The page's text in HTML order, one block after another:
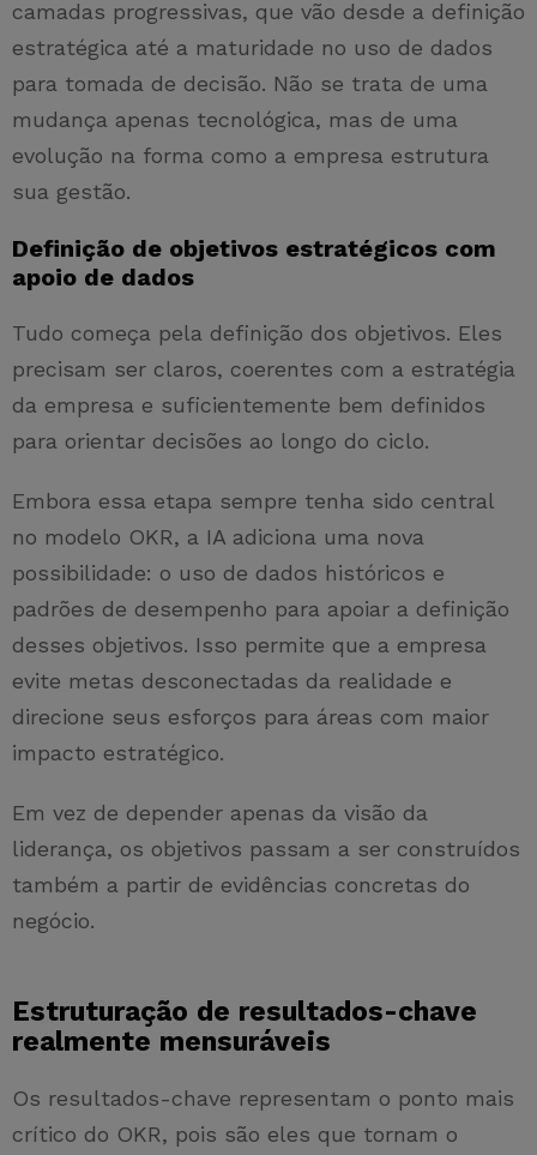
camadas progressivas, que vão desde a definição
estratégica até a maturidade no uso de dados
para tomada de decisão. Não se trata de uma
mudança apenas tecnológica, mas de uma
evolução na forma como a empresa estrutura
sua gestão.
Definição de objetivos estratégicos com
apoio de dados
Tudo começa pela definição dos objetivos. Eles
precisam ser claros, coerentes com a estratégia
da empresa e suficientemente bem definidos
para orientar decisões ao longo do ciclo.
Embora essa etapa sempre tenha sido central
no modelo OKR, a IA adiciona uma nova
possibilidade: o uso de dados históricos e
padrões de desempenho para apoiar a definição
desses objetivos. Isso permite que a empresa
evite metas desconectadas da realidade e
direcione seus esforços para áreas com maior
impacto estratégico.
Em vez de depender apenas da visão da
liderança, os objetivos passam a ser construídos
também a partir de evidências concretas do
negócio.
Estruturação de resultados-chave
realmente mensuráveis
Os resultados-chave representam o ponto mais
crítico do OKR, pois são eles que tornam o